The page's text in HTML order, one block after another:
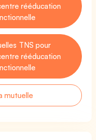
rééducation
TNS pour
rééducation
mutuelle